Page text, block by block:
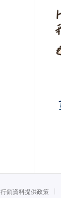
行銷資料提供政策